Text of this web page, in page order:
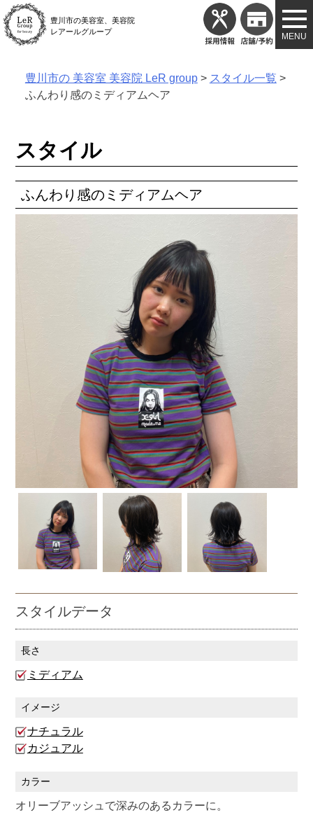
Skip
to
content
豊川市の美容室、美容院
レアールグループ
豊川市の 美容室 美容院 LeR group> スタイル一覧 >
ふんわり感のミディアムヘア
スタイル
ふんわり感のミディアムヘア
スタイルデータ
長さ
ミディアム
イメージ
ナチュラル
カジュアル
カラー
オリーブアッシュで深みのあるカラーに。